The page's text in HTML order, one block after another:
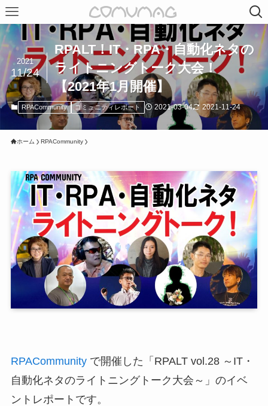
RPALT！IT・RPA・自動化ネタの
ライトニングトーク大会！
【2021年1月開催】
2021
11/24
RPACommunity コミュニティレポート 2021-03-04 2021-11-24
ホーム RPACommunity
RPACommunityで開催した「RPALT vol.28 ～IT・
自動化ネタのライトニングトーク大会～」のイベ
ントレポートです。